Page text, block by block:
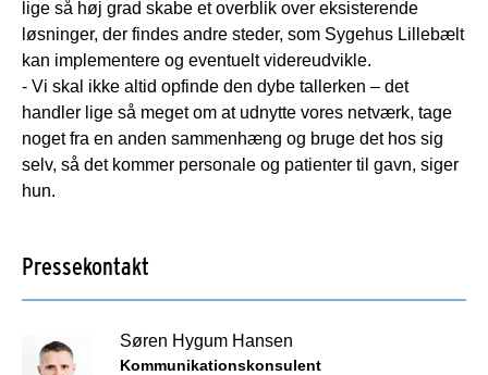
lige så høj grad skabe et overblik over eksisterende
løsninger, der findes andre steder, som Sygehus Lillebælt
kan implementere og eventuelt videreudvikle.
- Vi skal ikke altid opfinde den dybe tallerken – det
handler lige så meget om at udnytte vores netværk, tage
noget fra en anden sammenhæng og bruge det hos sig
selv, så det kommer personale og patienter til gavn, siger
hun.
Pressekontakt
Søren Hygum Hansen
Kommunikationskonsulent